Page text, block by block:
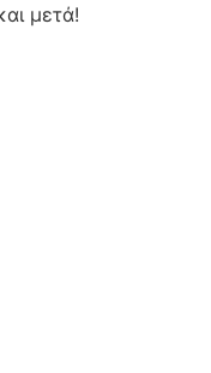
μετά!